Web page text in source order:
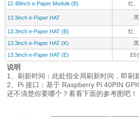
12.48inch e-Paper Module (B)
红
13.3inch e-Paper HAT
13.3inch e-Paper HAT (B) 红
13.3inch e-Paper HAT (K)
13.3inch e-Paper HAT (E)
E6
说明
1、刷新时间：此处指全局刷新时间，即
2、Pi 接口：基于 Raspberry Pi 40PIN
还不清楚你要哪个？看看下面的参考图吧！